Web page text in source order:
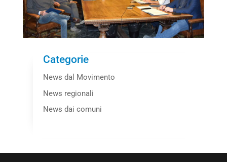
Categorie
News dal Movimento
News regionali
News dai comuni